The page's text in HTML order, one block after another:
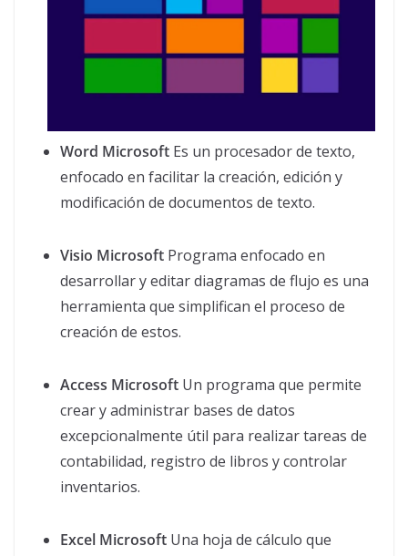
Word Microsoft Es un procesador de texto,
enfocado en facilitar la creación, edición y
modificación de documentos de texto.
Visio Microsoft Programa enfocado en
desarrollar y editar diagramas de flujo es una
herramienta que simplifican el proceso de
creación de estos.
Access Microsoft Un programa que permite
crear y administrar bases de datos
excepcionalmente útil para realizar tareas de
contabilidad, registro de libros y controlar
inventarios.
Excel Microsoft Una hoja de cálculo que